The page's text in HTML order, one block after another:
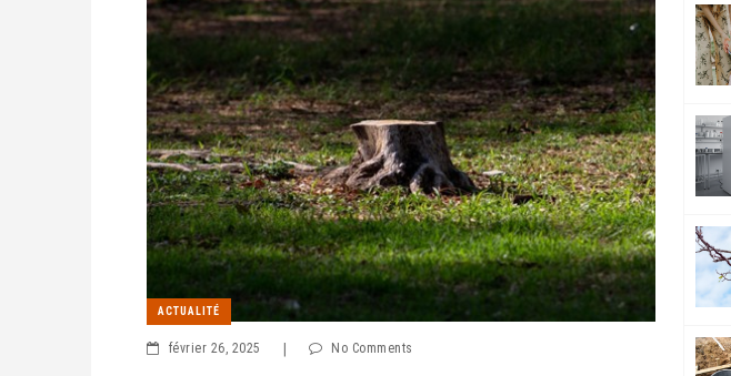
ACTUALITÉ
février 26, 2025 No Comments